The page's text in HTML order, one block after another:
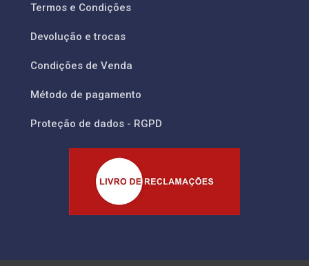
Termos e Condições
Devolução e trocas
Condições de Venda
Método de pagamento
Proteção de dados - RGPD